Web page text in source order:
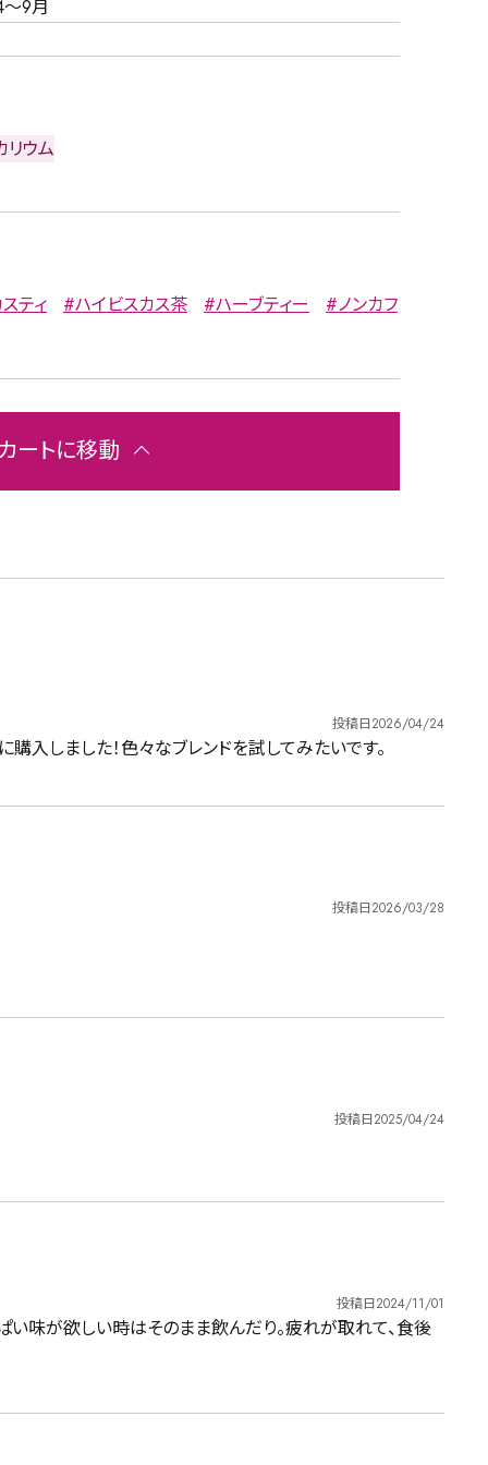
9月
リウム
ティ #ハイビスカス茶 #ハーブティー
#ノンカフ
カートに移動
投稿日2026/04/24
入しました！色々なブレンドを試してみたいです。
投稿日2026/03/28
投稿日2025/04/24
投稿日2024/11/01
い味が欲しい時はそのまま飲んだり。疲れが取れて、食後